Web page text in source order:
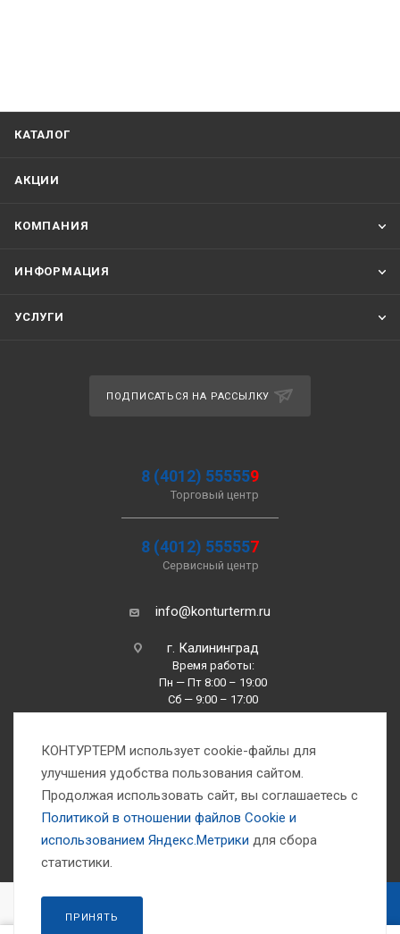
КАТАЛОГ
АКЦИИ
КОМПАНИЯ
ИНФОРМАЦИЯ
УСЛУГИ
ПОДПИСАТЬСЯ НА РАССЫЛКУ
8 (4012) 555559
Торговый центр
8 (4012) 555557
Сервисный центр
info@konturterm.ru
г. Калининград
Время работы:
Пн — Пт 8:00 – 19:00
Сб — 9:00 – 17:00
Вс —10:00 – 16:00
1993-2026 © Компания «Контуртерм» — инженерно-торговый центр
КОНТУРТЕРМ использует cookie-файлы для
улучшения удобства пользования сайтом.
Продолжая использовать сайт, вы соглашаетесь с
Политикой в отношении файлов Сookie и
использованием Яндекс.Метрики для сбора
статистики.
ПРИНЯТЬ